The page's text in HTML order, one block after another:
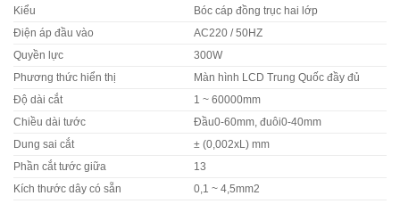
Kiểu Bóc cáp đồng trục hai lớp
Điện áp đầu vào AC220 / 50HZ
Quyền lực 300W
Phương thức hiển thị Màn hình LCD Trung Quốc đầy đủ
Độ dài cắt 1 ~ 60000mm
Chiều dài tước Đầu0-60mm, đuôi0-40mm
Dung sai cắt ± (0,002xL) mm
Phần cắt tước giữa 13
Kích thước dây có sẵn 0,1 ~4,5mm2